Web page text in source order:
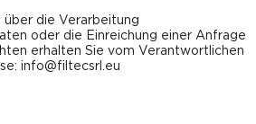
die Verarbeitung
oder die Einreichung einer Anfrage
erhalten Sie vom Verantwortlichen
info@filtecsrl.eu